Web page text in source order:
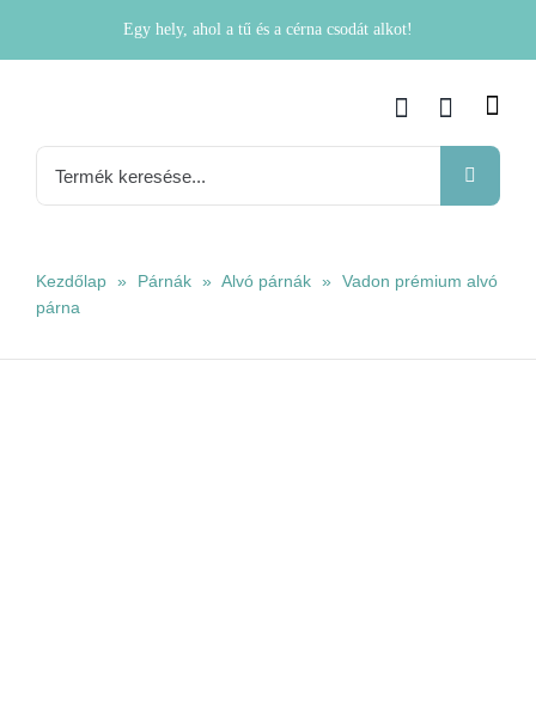
Egy hely, ahol a tű és a cérna csodát alkot!
Kezdőlap » Párnák » Alvó párnák » Vadon prémium alvó
párna